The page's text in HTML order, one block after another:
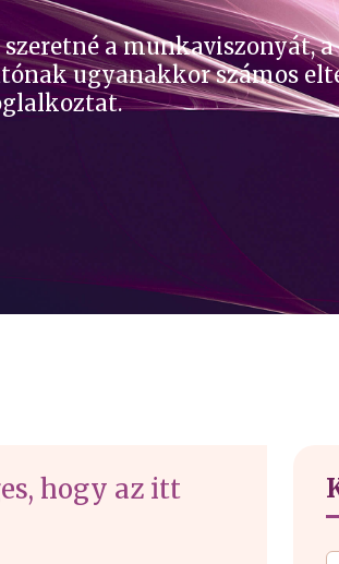
a munkaviszonyát,
ugyanakkor számos
hogy az itt